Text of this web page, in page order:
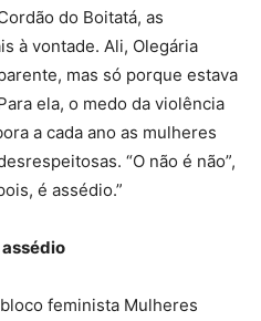
do Boitatá, as
à vontade. Ali, Olegária
mas só porque estava
ela, o medo da violência
a cada ano as mulheres
“O não é não”,
é assédio.”
feminista Mulheres